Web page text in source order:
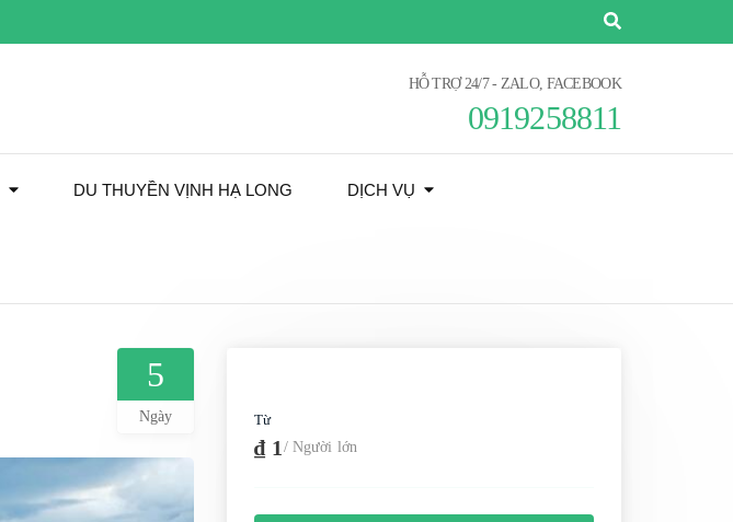
HỖ TRỢ 24/7 - ZALO, FACEBOOK
0919258811
DU THUYỀN VỊNH HẠ LONG DỊCH VỤ
5
Ngày Từ
₫ 1 / Người lớn